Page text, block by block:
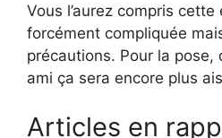
Vous l’aurez compris cette
forcément compliquée
précautions. Pour la pose,
ami ça sera encore plus
Articles en